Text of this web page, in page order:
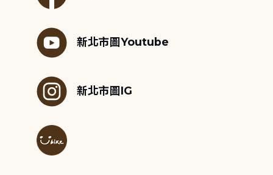
新北市圖Youtube
新北市圖IG